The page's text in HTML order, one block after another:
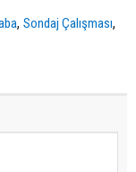
,Sondaj Çalışması,